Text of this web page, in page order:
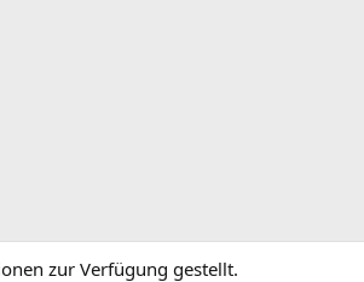
zur Verfügung gestellt.